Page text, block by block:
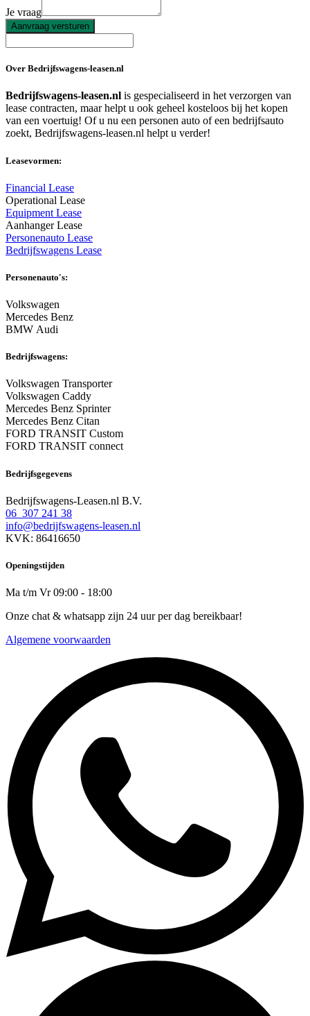
Je vraag
Aanvraag versturen
Over Bedrijfswagens-leasen.nl
Bedrijfswagens-leasen.nl is gespecialiseerd in het verzorgen van
lease contracten, maar helpt u ook geheel kosteloos bij het kopen
van een voertuig! Of u nu een personen auto of een bedrijfsauto
zoekt, Bedrijfswagens-leasen.nl helpt u verder!
Leasevormen:
Financial Lease
Operational Lease
Equipment Lease
Aanhanger Lease
Personenauto Lease
Bedrijfswagens Lease
Personenauto's:
Volkswagen
Mercedes Benz
BMW Audi
Bedrijfswagens:
Volkswagen Transporter
Volkswagen Caddy
Mercedes Benz Sprinter
Mercedes Benz Citan
FORD TRANSIT Custom
FORD TRANSIT connect
Bedrijfsgegevens
Bedrijfswagens-Leasen.nl B.V.
06 307 241 38
info@bedrijfswagens-leasen.nl
KVK: 86416650
Openingstijden
Ma t/m Vr 09:00 - 18:00
Onze chat & whatsapp zijn 24 uur per dag bereikbaar!
Algemene voorwaarden